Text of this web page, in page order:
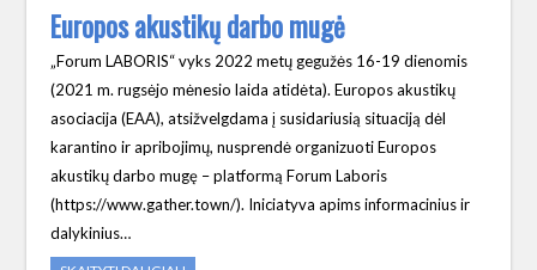
Europos akustikų darbo mugė
„Forum LABORIS“ vyks 2022 metų gegužės 16-19 dienomis
(2021 m. rugsėjo mėnesio laida atidėta). Europos akustikų
asociacija (EAA), atsižvelgdama į susidariusią situaciją dėl
karantino ir apribojimų, nusprendė organizuoti Europos
akustikų darbo mugę – platformą Forum Laboris
(https://www.gather.town/). Iniciatyva apims informacinius ir
dalykinius…